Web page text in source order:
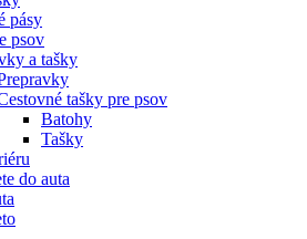
pásy
psov
a tašky
tašky pre psov
Batohy
Tašky
do auta